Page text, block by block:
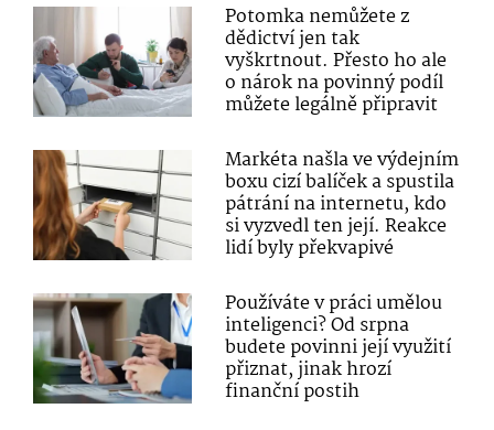
Potomka nemůžete z
dědictví jen tak
vyškrtnout. Přesto ho ale
o nárok na povinný podíl
můžete legálně připravit
Markéta našla ve výdejním
boxu cizí balíček a spustila
pátrání na internetu, kdo
si vyzvedl ten její. Reakce
lidí byly překvapivé
Používáte v práci umělou
inteligenci? Od srpna
budete povinni její využití
přiznat, jinak hrozí
finanční postih